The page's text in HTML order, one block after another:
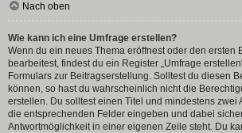
Nach oben
Wie kann ich eine Umfrage erstellen?
Wenn du ein neues Thema eröffnest oder den ersten
bearbeitest, findest du ein Register „Umfrage
Formulars zur Beitragserstellung. Solltest du diesen
können, so hast du wahrscheinlich nicht die
erstellen. Du solltest einen Titel und mindestens zwei
die entsprechenden Felder eingeben und dabei
Antwortmöglichkeit in einer eigenen Zeile steht. Du